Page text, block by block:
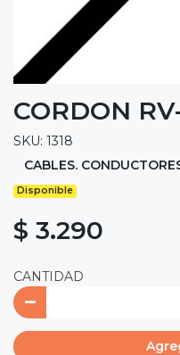
CORDON
SKU: 1318
CABLES.
Disponible
$ 3.290
CANTIDAD